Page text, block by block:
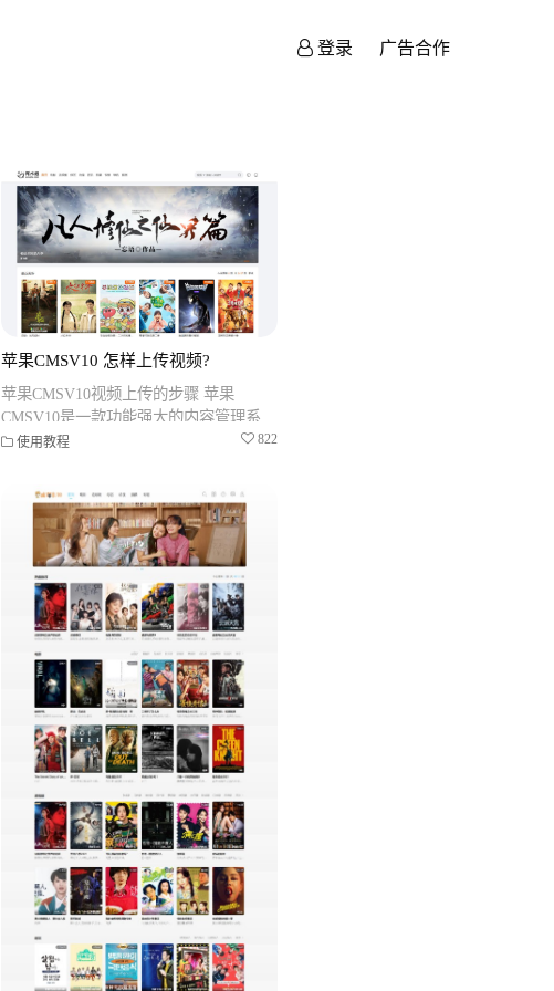
登录 广告合作
苹果CMSV10 怎样上传视频?
苹果CMSV10视频上传的步骤 苹果
CMSV10是一款功能强大的内容管理系
统，它不仅可以帮助您建立一个完整的
使用教程 822